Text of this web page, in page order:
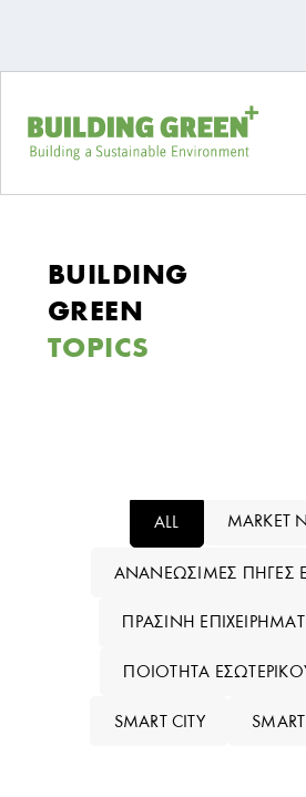
BUILDING
GREEN
TOPICS
ALL MARKET
ΑΝΑΝΕΏΣΙΜΕΣ ΠΗΓΈΣ
ΠΡΆΣΙΝΗ
ΠΟΙΌΤΗΤΑ
SMART CITY